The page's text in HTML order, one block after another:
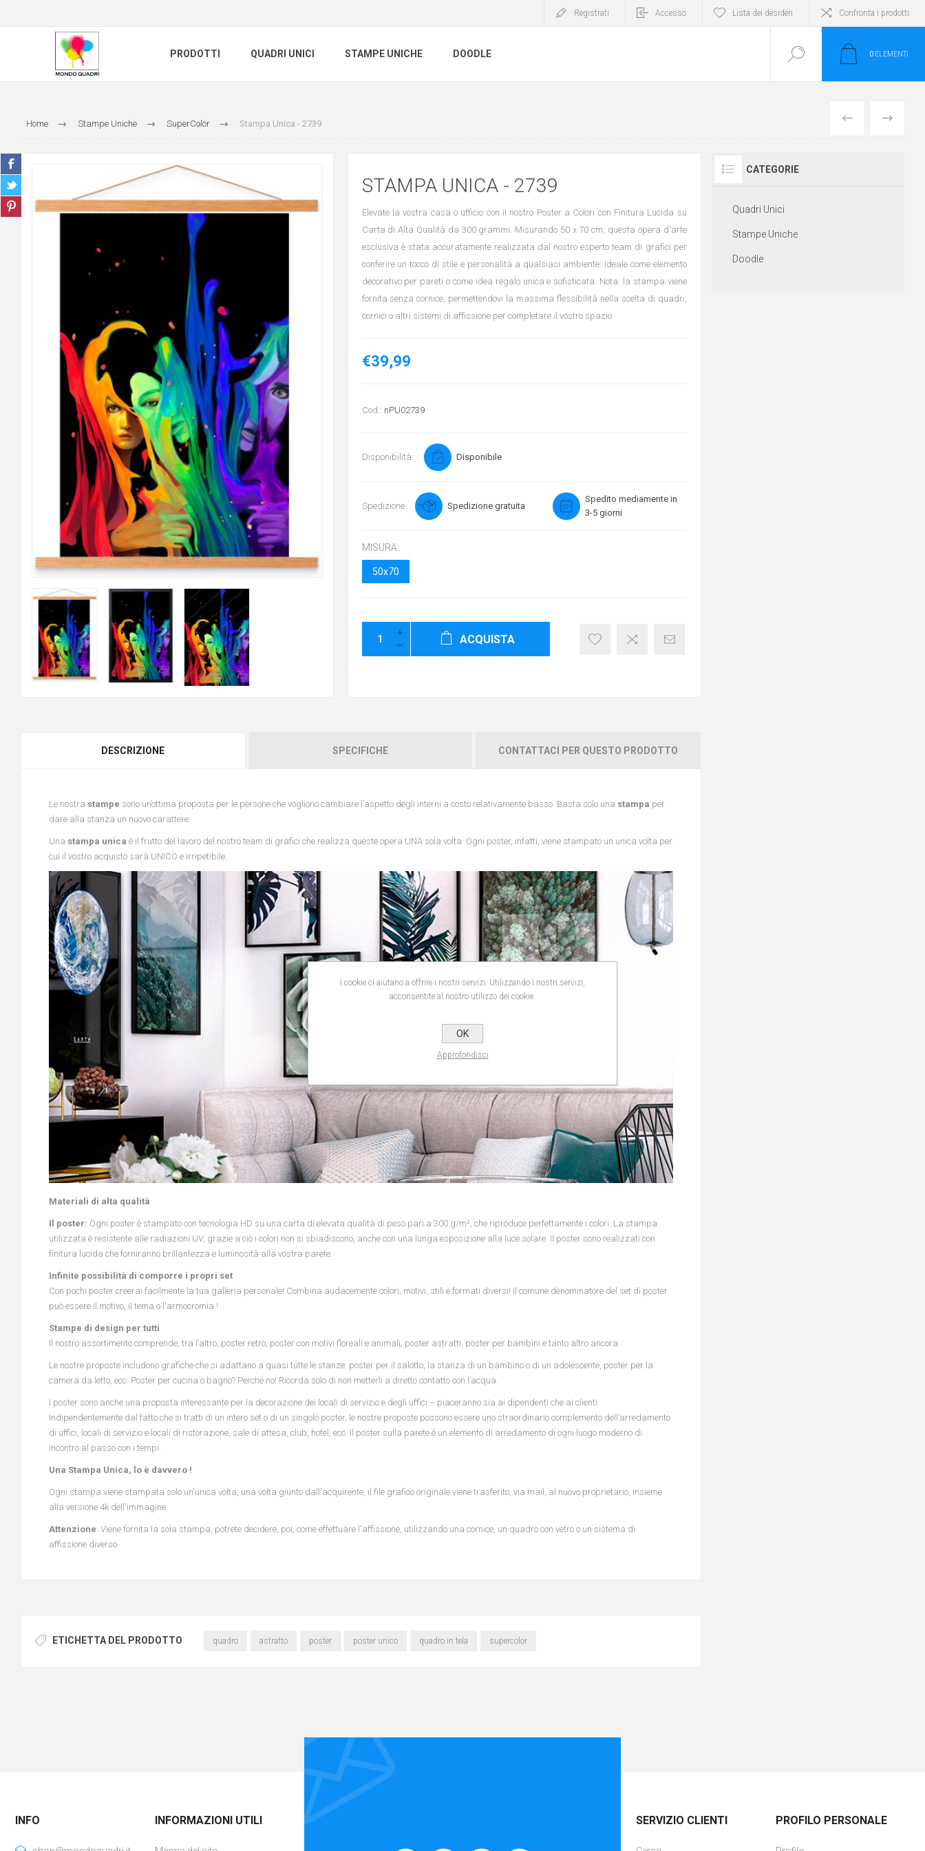
Registrati Accesso Lista dei desideri Confronta i prodotti
PRODOTTI QUADRI UNICI STAMPE UNICHE DOODLE 0 ELEMENTI
Home Stampe Uniche SuperColor Stampa Unica - 2739 INDIETRO
AVANTI
STAMPA UNICA - 2739
Elevate la vostra casa o ufficio con il nostro Poster a Colori con Finitura Lucida su
Carta di Alta Qualità da 300 grammi. Misurando 50 x 70 cm, questa opera d'arte
esclusiva è stata accuratamente realizzata dal nostro esperto team di grafici per
conferire un tocco di stile e personalità a qualsiasi ambiente. Ideale come elemento
decorativo per pareti o come idea regalo unica e sofisticata. Nota: la stampa viene
fornita senza cornice, permettendovi la massima flessibilità nella scelta di quadri,
cornici o altri sistemi di affissione per completare il vostro spazio.
€39,99
Cod.: nPU02739
Disponibilità: Disponibile
Spedizione Spedizione gratuita
Spedito mediamente in
3-5 giorni
MISURA:
50x70
ACQUISTA
DESCRIZIONE SPECIFICHE CONTATTACI PER QUESTO PRODOTTO
Le nostra stampe sono un’ottima proposta per le persone che vogliono cambiare l’aspetto degli interni a costo relativamente basso. Basta solo una stampa per
dare alla stanza un nuovo carattere.
Una stampa unica è il frutto del lavoro del nostro team di grafici che realizza queste opera UNA sola volta. Ogni poster, infatti, viene stampato un unica volta per
cui il vostro acquisto sarà UNICO e irripetibile.
Materiali di alta qualità
Il poster: Ogni poster è stampato con tecnologia HD su una carta di elevata qualità di peso pari a 300 g/m², che riproduce perfettamente i colori. La stampa
utilizzata è resistente alle radiazioni UV, grazie a ciò i colori non si sbiadiscono, anche con una lunga esposizione alla luce solare. Il poster sono realizzati con
finitura lucida che forniranno brillantezza e luminosità alla vostra parete.
Infinite possibilità di comporre i propri set
Con pochi poster creerai facilmente la tua galleria personale! Combina audacemente colori, motivi, stili e formati diversi! Il comune denominatore del set di poster
può essere il motivo, il tema o l'armocromia !
Stampe di design per tutti
Il nostro assortimento comprende, tra l’altro, poster retrò, poster con motivi floreali e animali, poster astratti, poster per bambini e tanto altro ancora.
Le nostre proposte includono grafiche che si adattano a quasi tutte le stanze: poster per il salotto, la stanza di un bambino o di un adolescente, poster per la
camera da letto, ecc. Poster per cucina o bagno? Perché no! Ricorda solo di non metterli a diretto contatto con l’acqua.
I poster sono anche una proposta interessante per la decorazione dei locali di servizio e degli uffici – piaceranno sia ai dipendenti che ai clienti.
Indipendentemente dal fatto che si tratti di un intero set o di un singolo poster, le nostre proposte possono essere uno straordinario complemento dell’arredamento
di uffici, locali di servizio e locali di ristorazione, sale di attesa, club, hotel, ecc. Il poster sulla parete è un elemento di arredamento di ogni luogo moderno di
incontro al passo con i tempi.
Una Stampa Unica, lo è davvero !
Ogni stampa viene stampata solo un'unica volta, una volta giunto dall'acquirente, il file grafico originale viene trasferito, via mail, al nuovo proprietario, insieme
alla versione 4k dell'immagine.
Attenzione: Viene fornita la sola stampa, potrete decidere, poi, come effettuare l'affissione, utilizzando una cornice, un quadro con vetro o un sistema di
affissione diverso.
ETICHETTA DEL PRODOTTO quadro astratto poster poster unico quadro in tela supercolor
CATEGORIE
Quadri Unici
Stampe Uniche
Doodle
INFO INFORMAZIONI UTILI SERVIZIO CLIENTI PROFILO PERSONALE
I cookie ci aiutano a offrire i nostri servizi. Utilizzando i nostri servizi,
acconsentite al nostro utilizzo dei cookie.
OK
Approfondisci